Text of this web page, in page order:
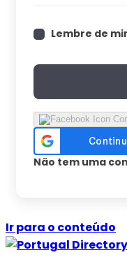
Lembre de
Não tem uma
Ir para o conteúdo